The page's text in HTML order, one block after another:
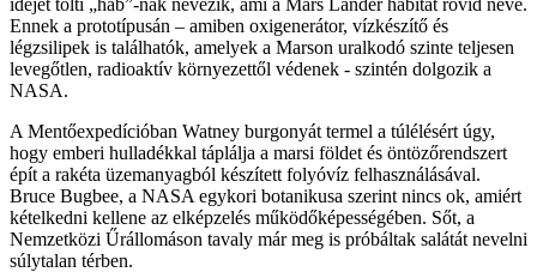
Ennek a prototípusán – amiben oxigenerátor, vízkészítő és
légzsilipek is találhatók, amelyek a Marson uralkodó szinte teljesen
levegőtlen, radioaktív környezettől védenek - szintén dolgozik a
NASA.
A Mentőexpedícióban Watney burgonyát termel a túlélésért úgy,
hogy emberi hulladékkal táplálja a marsi földet és öntözőrendszert
épít a rakéta üzemanyagból készített folyóvíz felhasználásával.
Bruce Bugbee, a NASA egykori botanikusa szerint nincs ok, amiért
kételkedni kellene az elképzelés működőképességében. Sőt, a
Nemzetközi Űrállomáson tavaly már meg is próbáltak salátát nevelni
súlytalan térben.